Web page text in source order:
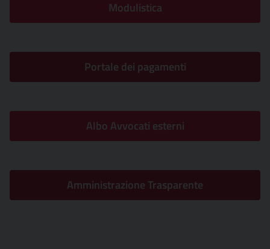
Modulistica
Portale dei pagamenti
Albo Avvocati esterni
Amministrazione Trasparente